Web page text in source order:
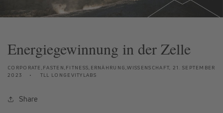
Energiegewinnung in der Zelle
CORPORATE,FASTEN,FITNESS,ERNÄHRUNG,WISSENSCHAFT, 21. SEPTEMBER
2023
TLL LONGEVITYLABS
Share